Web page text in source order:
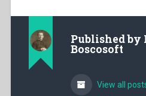
Published by
Boscosoft
View all